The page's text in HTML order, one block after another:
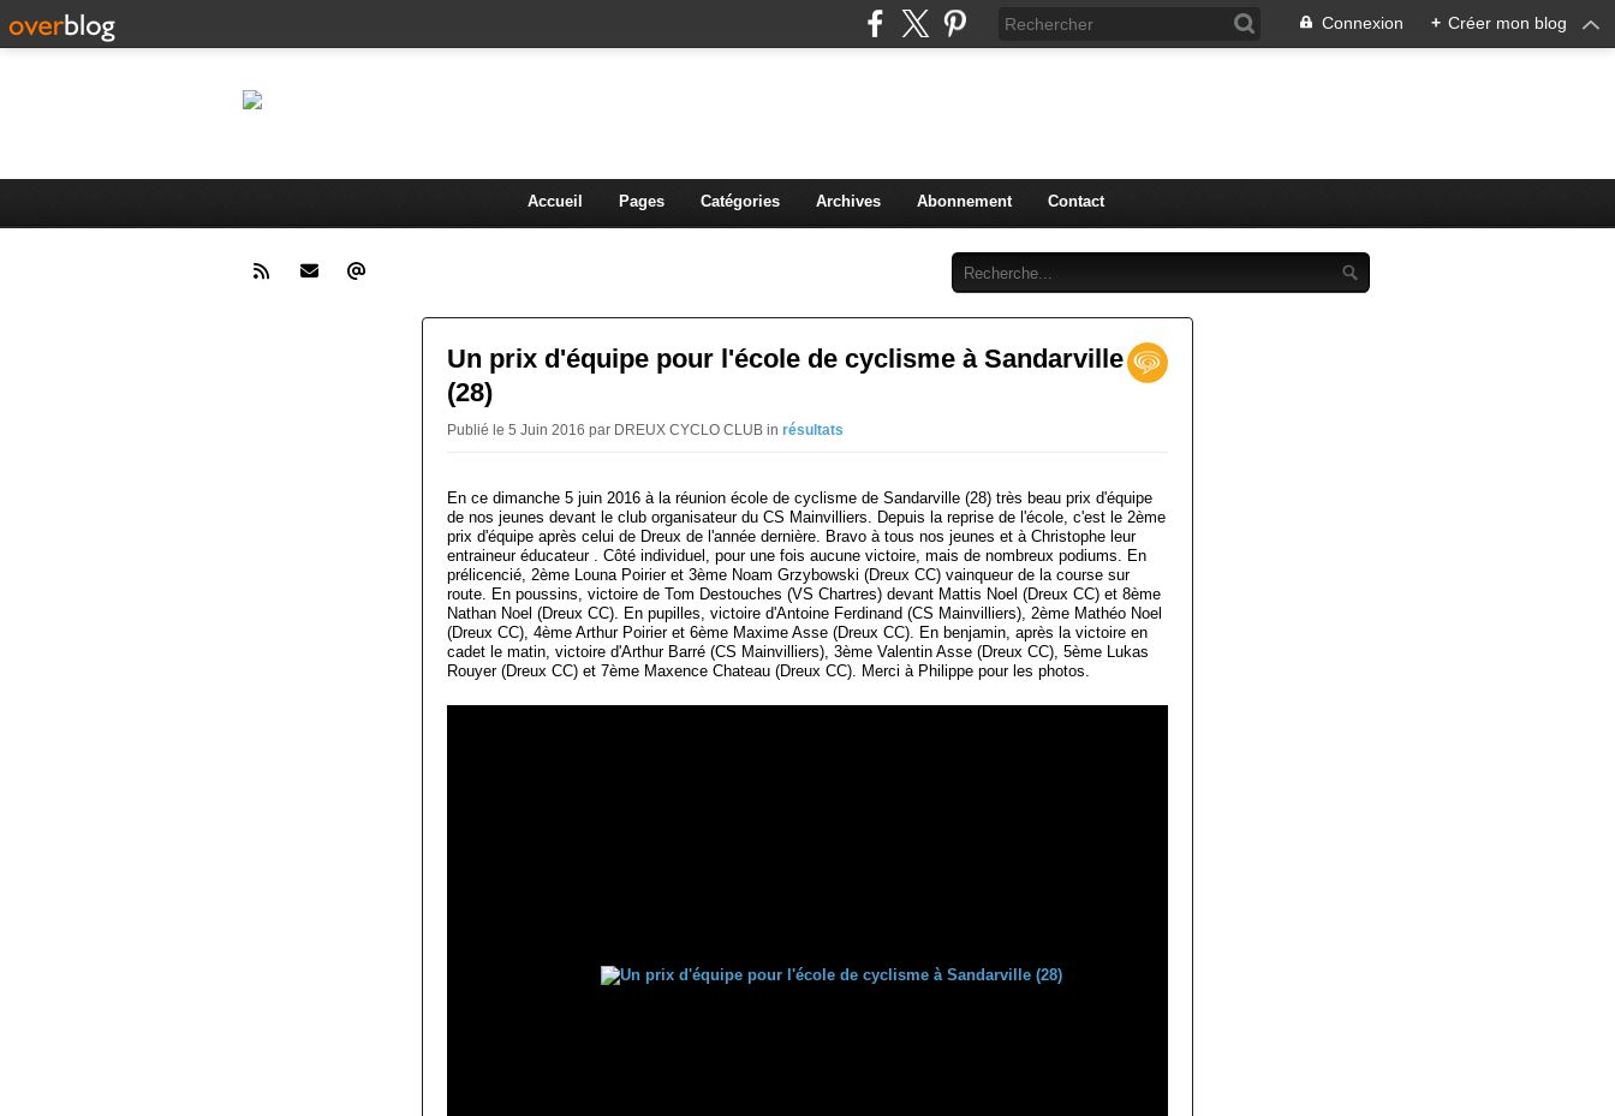
Connexion + Créer mon blog
Accueil Pages Catégories Archives Abonnement Contact
Un prix d'équipe pour l'école de cyclisme à Sandarville
(28)
Publié le 5 Juin 2016 par DREUX CYCLO CLUB in résultats
En ce dimanche 5 juin 2016 à la réunion école de cyclisme de Sandarville (28) très beau prix d'équipe
de nos jeunes devant le club organisateur du CS Mainvilliers. Depuis la reprise de l'école, c'est le 2ème
prix d'équipe après celui de Dreux de l'année dernière. Bravo à tous nos jeunes et à Christophe leur
entraineur éducateur . Côté individuel, pour une fois aucune victoire, mais de nombreux podiums. En
prélicencié, 2ème Louna Poirier et 3ème Noam Grzybowski (Dreux CC) vainqueur de la course sur
route. En poussins, victoire de Tom Destouches (VS Chartres) devant Mattis Noel (Dreux CC) et 8ème
Nathan Noel (Dreux CC). En pupilles, victoire d'Antoine Ferdinand (CS Mainvilliers), 2ème Mathéo Noel
(Dreux CC), 4ème Arthur Poirier et 6ème Maxime Asse (Dreux CC). En benjamin, après la victoire en
cadet le matin, victoire d'Arthur Barré (CS Mainvilliers), 3ème Valentin Asse (Dreux CC), 5ème Lukas
Rouyer (Dreux CC) et 7ème Maxence Chateau (Dreux CC). Merci à Philippe pour les photos.